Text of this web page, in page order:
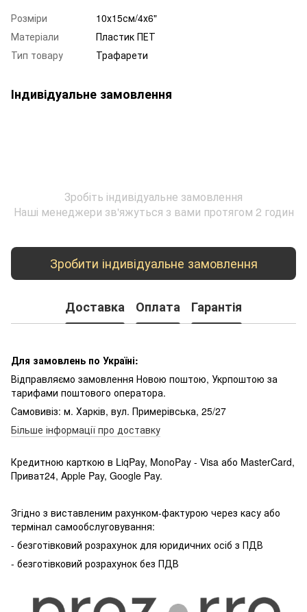
Розміри
10х15см/4х6"
Матеріали
Пластик ПЕТ
Тип товару
Трафарети
Індивідуальне замовлення
Зробіть індивідуальне замовлення
Наші менеджери зв'яжуться з вами протягом 2 годин
Зробити індивідуальне замовлення
Доставка Оплата Гарантія
Для замовлень по Україні:
Відправляємо замовлення Новою поштою, Укрпоштою за
тарифами поштового оператора.
Самовивіз: м. Харків, вул. Примерівська, 25/27
Більше інформації про доставку
Кредитною карткою в LiqPay, MonoPay - Visa або MasterCard,
Приват24, Apple Pay, Google Pay.
Згідно з виставленим рахунком-фактурою через касу або
термінал самообслуговування:
- безготівковий розрахунок для юридичних осіб з ПДВ
- безготівковий розрахунок без ПДВ